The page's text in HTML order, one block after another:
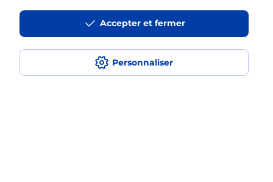
Personnaliser
Accepter et fermer
Comment envoyer un colis ou faire un
retour chez un e-commerçant sans se
déplacer ?
Envoyer un petit colis au meilleur